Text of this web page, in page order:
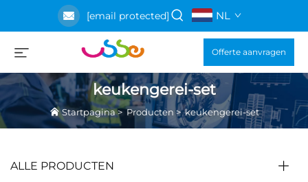
[email protected] NL
Offerte aanvragen
keukengerei-set
Startpagina>Producten>keukengerei-set
ALLE PRODUCTEN